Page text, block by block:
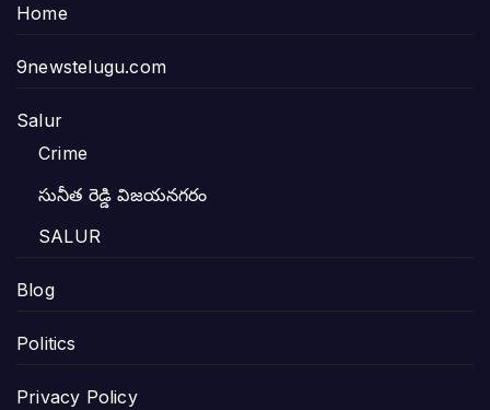
Home
9newstelugu.com
Salur
Crime
సునీత రెడ్డి విజయనగరం
SALUR
Blog
Politics
Privacy Policy